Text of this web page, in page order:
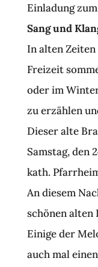
Einladung
Sang und
In alten
Freizeit
oder im
zu erzählen
Dieser alte
Samstag, den
kath.
An diesem
schönen alten
Einige der
auch mal